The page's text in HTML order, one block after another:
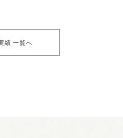
績 一覧へ